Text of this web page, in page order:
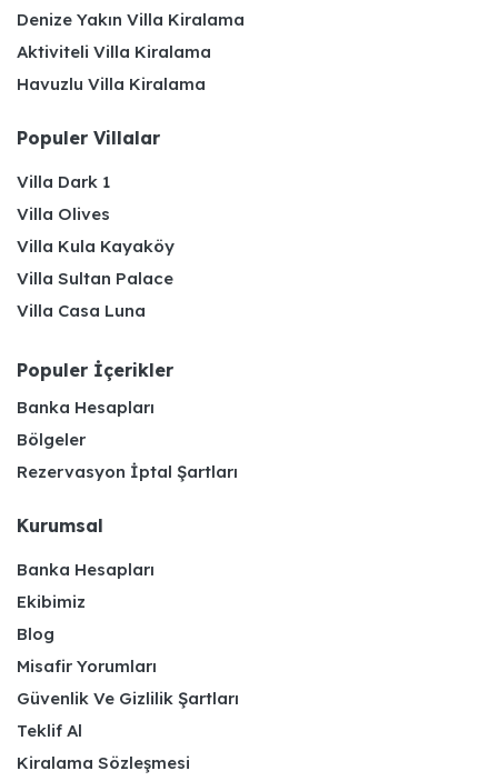
Denize Yakın Villa Kiralama
Aktiviteli Villa Kiralama
Havuzlu Villa Kiralama
Populer Villalar
Villa Dark 1
Villa Olives
Villa Kula Kayaköy
Villa Sultan Palace
Villa Casa Luna
Populer İçerikler
Banka Hesapları
Bölgeler
Rezervasyon İptal Şartları
Kurumsal
Banka Hesapları
Ekibimiz
Blog
Misafir Yorumları
Güvenlik Ve Gizlilik Şartları
Teklif Al
Kiralama Sözleşmesi